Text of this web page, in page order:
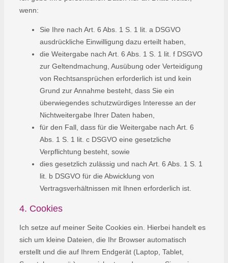
wenn:
Sie Ihre nach Art. 6 Abs. 1 S. 1 lit. a DSGVO
ausdrückliche Einwilligung dazu erteilt haben,
die Weitergabe nach Art. 6 Abs. 1 S. 1 lit. f DSGVO
zur Geltendmachung, Ausübung oder Verteidigung
von Rechtsansprüchen erforderlich ist und kein
Grund zur Annahme besteht, dass Sie ein
überwiegendes schutzwürdiges Interesse an der
Nichtweitergabe Ihrer Daten haben,
für den Fall, dass für die Weitergabe nach Art. 6
Abs. 1 S. 1 lit. c DSGVO eine gesetzliche
Verpflichtung besteht, sowie
dies gesetzlich zulässig und nach Art. 6 Abs. 1 S. 1
lit. b DSGVO für die Abwicklung von
Vertragsverhältnissen mit Ihnen erforderlich ist.
4. Cookies
Ich setze auf meiner Seite Cookies ein. Hierbei handelt es
sich um kleine Dateien, die Ihr Browser automatisch
erstellt und die auf Ihrem Endgerät (Laptop, Tablet,